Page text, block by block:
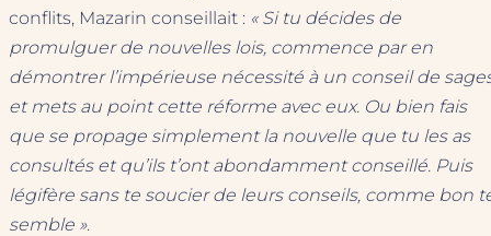
conflits, Mazarin conseillait : « Si tu décides de
promulguer de nouvelles lois, commence par en
démontrer l’impérieuse nécessité à un conseil de
et mets au point cette réforme avec eux. Ou bien fais
que se propage simplement la nouvelle que tu les as
consultés et qu’ils t’ont abondamment conseillé. Puis
légifère sans te soucier de leurs conseils, comme bon
semble ».